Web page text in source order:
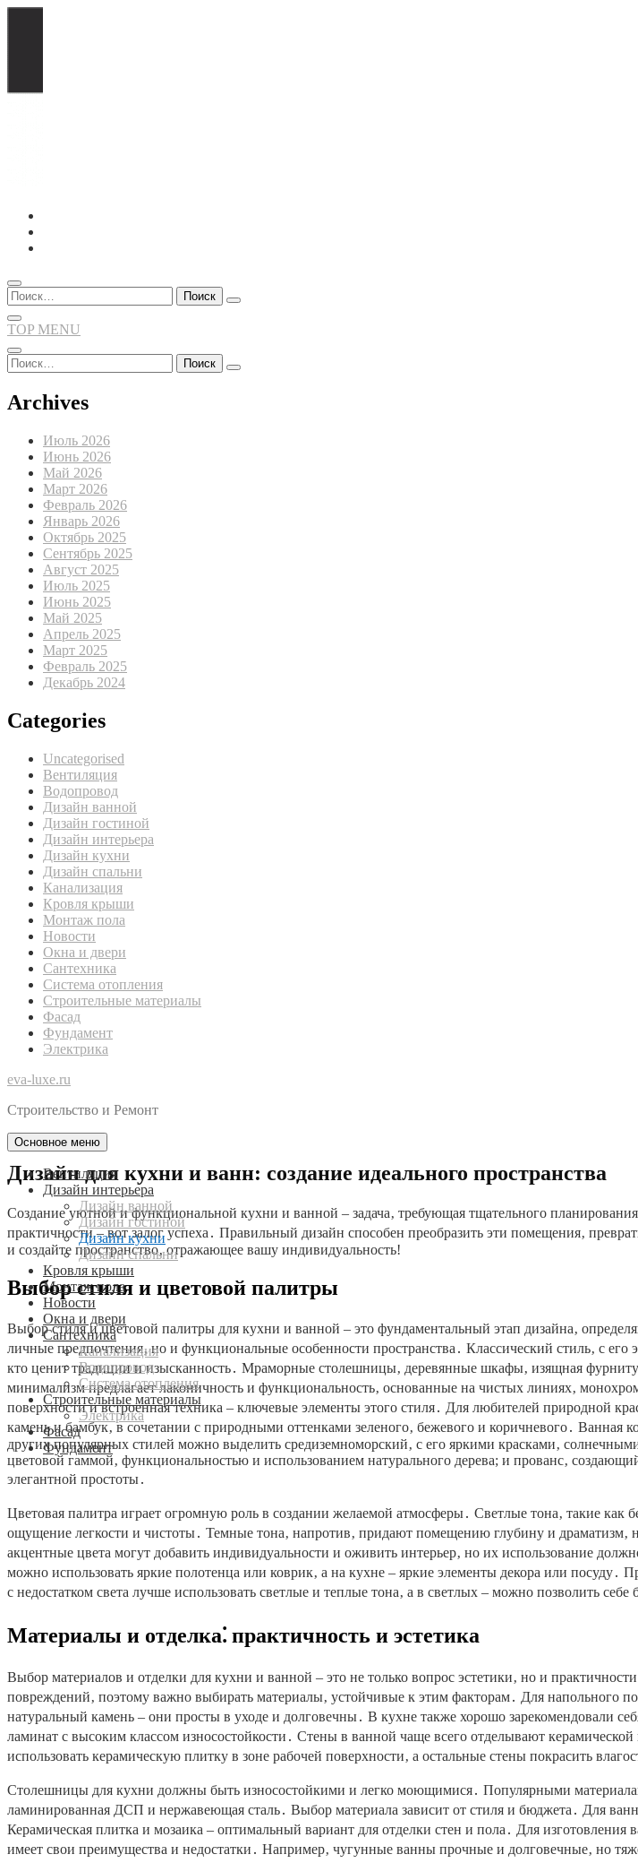
Перейти
содержимому
Найти:
TOP MENU
Найти:
Archives
Июль 2026
Июнь 2026
Май 2026
Март 2026
Февраль 2026
Январь 2026
Октябрь 2025
Сентябрь 2025
Август 2025
Июль 2025
Июнь 2025
Май 2025
Апрель 2025
Март 2025
Февраль 2025
Декабрь 2024
Categories
Uncategorised
Вентиляция
Водопровод
Дизайн ванной
Дизайн гостиной
Дизайн интерьера
Дизайн кухни
Дизайн спальни
Канализация
Кровля крыши
Монтаж пола
Новости
Окна и двери
Сантехника
Система отопления
Строительные материалы
Фасад
Фундамент
Электрика
eva-luxe.ru
Строительство и Ремонт
Основное меню
Вентиляция
Дизайн интерьера
Дизайн ванной
Дизайн гостиной
Дизайн кухни
Дизайн спальни
Кровля крыши
Монтаж пола
Новости
Окна и двери
Сантехника
Канализация
Водопровод
Система отопления
Строительные материалы
Электрика
Фасад
Фундамент
Дизайн для кухни и ванн: создание идеального пространства
Создание уютной и функциональной кухни и ванной – задача‚ требующая тщательного
практичности – вот залог успеха․ Правильный дизайн способен преобразить эти помещения‚
и создайте пространство‚ отражающее вашу индивидуальность!
Выбор стиля и цветовой палитры
Выбор стиля и цветовой палитры для кухни и ванной – это фундаментальный этап дизайна‚
личные предпочтения‚ но и функциональные особенности пространства․ Классический стиль‚ с
кто ценит традиции и изысканность․ Мраморные столешницы‚ деревянные шкафы‚ изящная
минимализм предлагает лаконичность и функциональность‚ основанные на чистых линиях‚
поверхности и встроенная техника – ключевые элементы этого стиля․ Для любителей природной
камень и бамбук‚ в сочетании с природными оттенками зеленого‚ бежевого и коричневого․ Ванная
других популярных стилей можно выделить средиземноморский‚ с его яркими красками‚
цветовой гаммой‚ функциональностью и использованием натурального дерева; и прованс‚
элегантной простоты․
Цветовая палитра играет огромную роль в создании желаемой атмосферы․ Светлые тона‚ такие
ощущение легкости и чистоты․ Темные тона‚ напротив‚ придают помещению глубину и
акцентные цвета могут добавить индивидуальности и оживить интерьер‚ но их использование
можно использовать яркие полотенца или коврик‚ а на кухне – яркие элементы декора или
с недостатком света лучше использовать светлые и теплые тона‚ а в светлых – можно позволить
Материалы и отделка⁚ практичность и эстетика
Выбор материалов и отделки для кухни и ванной – это не только вопрос эстетики‚ но и
повреждений‚ поэтому важно выбирать материалы‚ устойчивые к этим факторам․ Для напольного
натуральный камень – они просты в уходе и долговечны․ В кухне также хорошо зарекомендовали
ламинат с высоким классом износостойкости․ Стены в ванной чаще всего отделывают
использовать керамическую плитку в зоне рабочей поверхности‚ а остальные стены покрасить
Столешницы для кухни должны быть износостойкими и легко моющимися․ Популярными
ламинированная ДСП и нержавеющая сталь․ Выбор материала зависит от стиля и бюджета․ Для
Керамическая плитка и мозаика – оптимальный вариант для отделки стен и пола․ Для
имеет свои преимущества и недостатки․ Например‚ чугунные ванны прочные и долговечные‚ но